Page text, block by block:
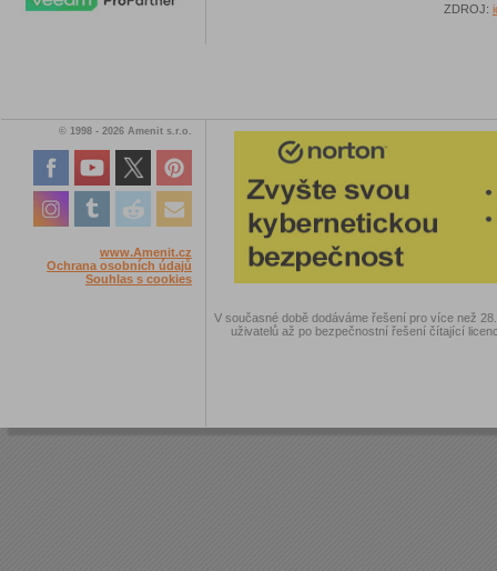
ZDROJ:
© 1998 - 2026 Amenit s.r.o.
www.Amenit.cz
Ochrana osobních údajů
Souhlas s cookies
V současné době dodáváme řešení pro více než
uživatelů až po bezpečnostní řešení čítající